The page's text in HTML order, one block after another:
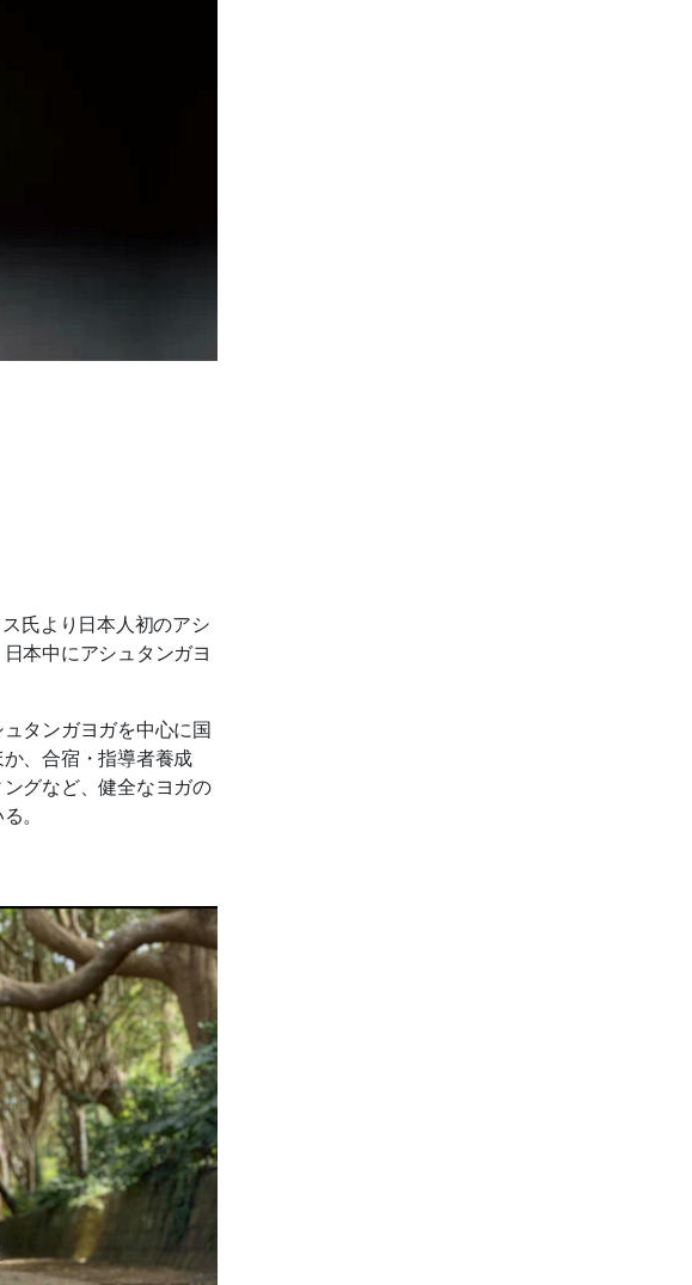
氏より日本人初のアシ
本中にアシュタンガヨ
タンガヨガを中心に国
、合宿・指導者養成
グなど、健全なヨガの
。